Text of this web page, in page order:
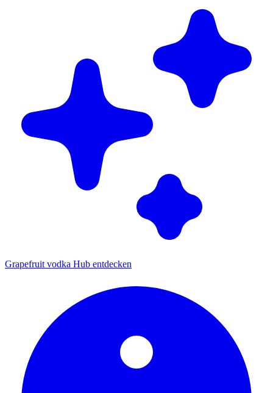
Grapefruit vodka Hub entdecken